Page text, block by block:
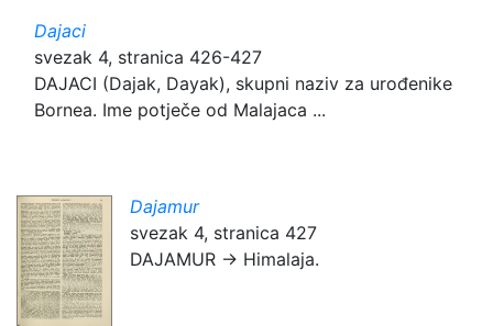
Dajaci
svezak 4, stranica 426-427
DAJACI (Dajak, Dayak), skupni naziv za urođenike
Bornea. Ime potječe od Malajaca ...
Dajamur
svezak 4, stranica 427
DAJAMUR → Himalaja.